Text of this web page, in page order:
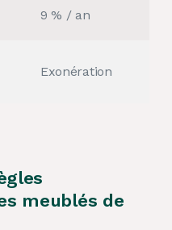
9 % / an
Exonération
meublés de